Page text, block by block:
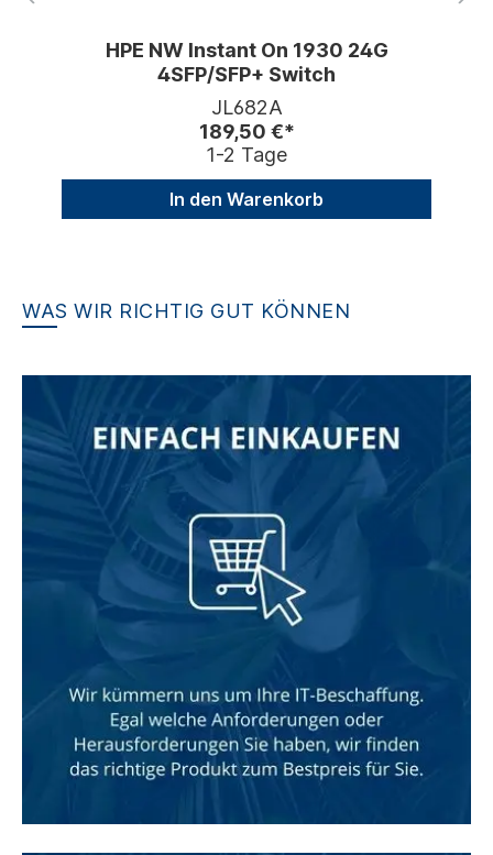
HPE NW Instant On 1930 24G
4SFP/SFP+ Switch
JL682A
189,50 €*
1-2 Tage
In den Warenkorb
WAS WIR RICHTIG GUT KÖNNEN